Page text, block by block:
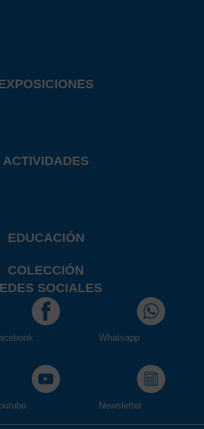
ACTIVIDADES
EDUCACIÓN
COLECCIÓN
SOCIALES
Whatsapp
Newsletter